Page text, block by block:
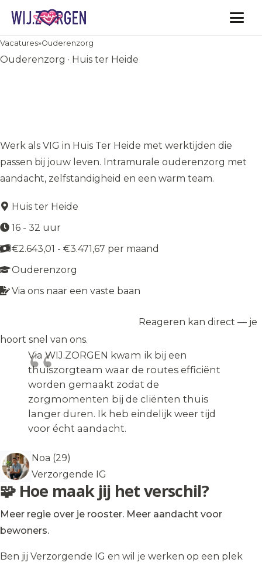
Vacatures»Ouderenzorg
Ouderenzorg · Huis ter Heide
Werk als VIG in Huis Ter Heide met werktijden die
passen bij jouw leven. Intramurale ouderenzorg met
aandacht, zelfstandigheid en een warm team.
Huis ter Heide
16 - 32 uur
€2.643,01 - €3.471,67 per maand
Ouderenzorg
Via ons naar een vaste baan
Reageren kan direct — je
hoort snel van ons.
Via WIJ.ZORGEN kwam ik bij een
thuiszorgteam waar de routes efficiënt
worden gemaakt zodat de
zorgmomenten bij de cliënten thuis
langer duren. Ik heb eindelijk weer tijd
voor écht aandacht.
Noa (29)
Verzorgende IG
🧩 Hoe maak jij het verschil?
Meer regie over je rooster. Meer aandacht voor
bewoners.
Ben jij Verzorgende IG en wil je werken op een plek